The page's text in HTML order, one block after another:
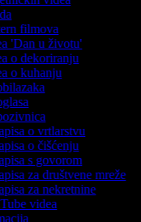
filmova
'Dan u životu'
o dekoriranju
o kuhanju
o vrtlarstvu
o čišćenju
s govorom
za društvene mreže
za nekretnine
videa